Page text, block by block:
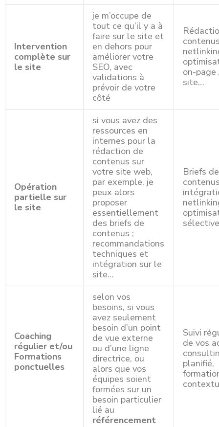
Intervention
complète sur
le site
je m’occupe de
tout ce qu’il y a à
faire sur le site et
en dehors pour
améliorer votre
SEO, avec
validations à
prévoir de votre
côté
on-page
site…
Opération
partielle sur
le site
si vous avez des
ressources en
internes pour la
rédaction de
contenus sur
votre site web,
par exemple, je
peux alors
proposer
essentiellement
des briefs de
contenus ;
recommandations
techniques et
intégration sur le
site…
Briefs de
Coaching
régulier et/ou
Formations
ponctuelles
selon vos
besoins, si vous
avez seulement
besoin d’un point
de vue externe
ou d’une ligne
directrice, ou
alors que vos
équipes soient
formées sur un
besoin particulier
lié au
référencement
Suivi
de vos
planifié,